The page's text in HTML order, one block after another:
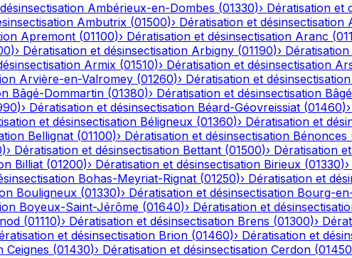
Ambérieux-en-Dombes (01330)› Dératisation et
Ambutrix (01500)› Dératisation et désinsectisation
Apremont (01100)› Dératisation et désinsectisation Aranc (
)› Dératisation et désinsectisation Arbigny (01190)›
Armix (01510)› Dératisation et désinsectisation
Arvière-en-Valromey (01260)› Dératisation et désinsectisation
Bâgé-Dommartin (01380)› Dératisation et désinsectisation
)› Dératisation et désinsectisation Béard-Géovreissiat (01460)›
et désinsectisation Béligneux (01360)› Dératisation et
Bellignat (01100)› Dératisation et désinsectisation Bénonces
)› Dératisation et désinsectisation Bettant (01500)› Dératisation
Billiat (01200)› Dératisation et désinsectisation Birieux (01330)›
Bohas-Meyriat-Rignat (01250)› Dératisation et
Bouligneux (01330)› Dératisation et désinsectisation Bourg-
Boyeux-Saint-Jérôme (01640)› Dératisation et
(01110)› Dératisation et désinsectisation Brens (01300)›
et désinsectisation Brion (01460)› Dératisation et
Ceignes (01430)› Dératisation et désinsectisation Cerdon (01450